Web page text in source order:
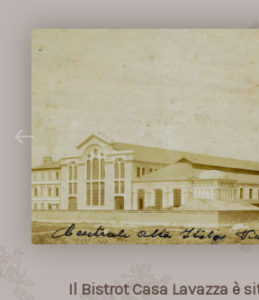
Il Bistrot Casa Lavazza è